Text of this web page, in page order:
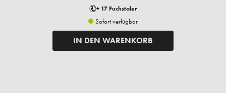
+ 17 Fuchstaler
Sofort verfügbar
IN DEN WARENKORB